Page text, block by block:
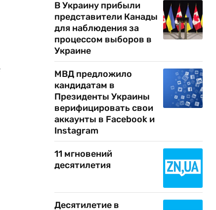
В Украину прибыли
представители Канады
для наблюдения за
процессом выборов в
Украине
МВД предложило
кандидатам в
Президенты Украины
верифицировать свои
аккаунты в Facebook и
Instagram
11 мгновений
десятилетия
Десятилетие в